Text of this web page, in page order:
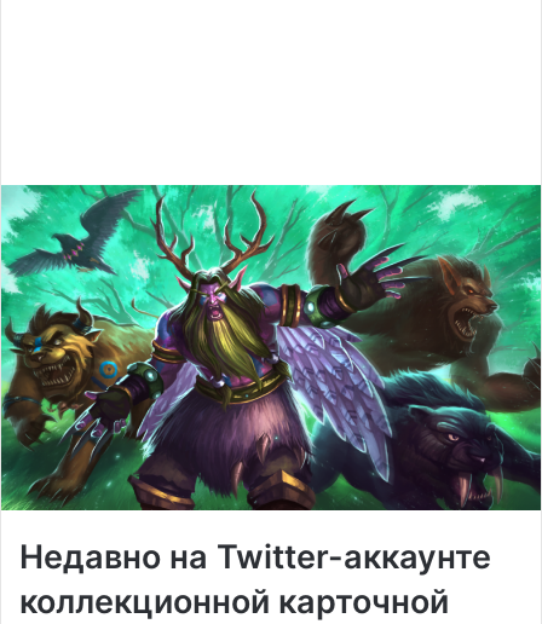
Недавно на Twitter-аккаунте
коллекционной карточной